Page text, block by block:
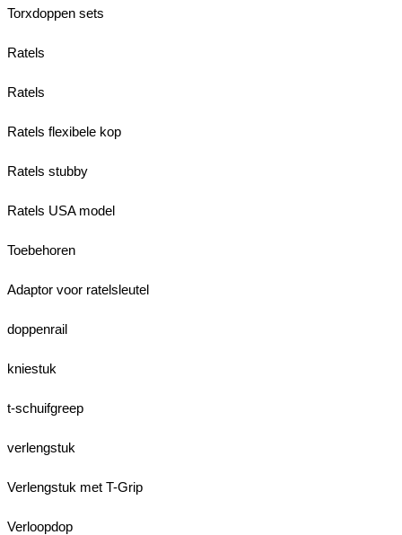
Torxdoppen sets
Ratels
Ratels
Ratels flexibele kop
Ratels stubby
Ratels USA model
Toebehoren
Adaptor voor ratelsleutel
doppenrail
kniestuk
t-schuifgreep
verlengstuk
Verlengstuk met T-Grip
Verloopdop